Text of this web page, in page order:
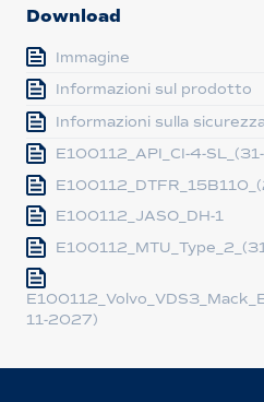
Download
Immagine
Informazioni sul prodotto
Informazioni sulla
E100112_API_CI-4-
E100112_JASO_DH-1
11-2027)